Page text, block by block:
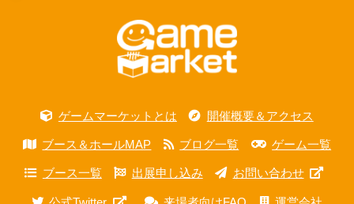
ゲームマーケットとは 開催概要＆アクセス
ブース＆ホールMAP ブログ一覧 ゲーム一覧
ブース一覧 出展申し込み お問い合わせ